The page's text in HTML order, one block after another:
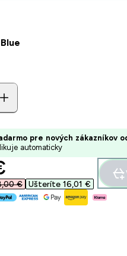
pre nových zákazníkov
automaticky
price
€‎ Ušteríte 16,01 €‎